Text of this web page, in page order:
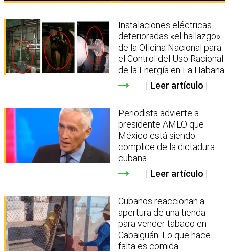
Instalaciones eléctricas
deterioradas «el hallazgo»
de la Oficina Nacional para
el Control del Uso Racional
de la Energía en La Habana
Leer artículo
Periodista advierte a
presidente AMLO que
México está siendo
cómplice de la dictadura
cubana
Leer artículo
Cubanos reaccionan a
apertura de una tienda
para vender tabaco en
Cabaiguán: Lo que hace
falta es comida